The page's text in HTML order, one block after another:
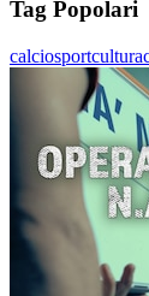
Tag Popolari
calciosportcultura